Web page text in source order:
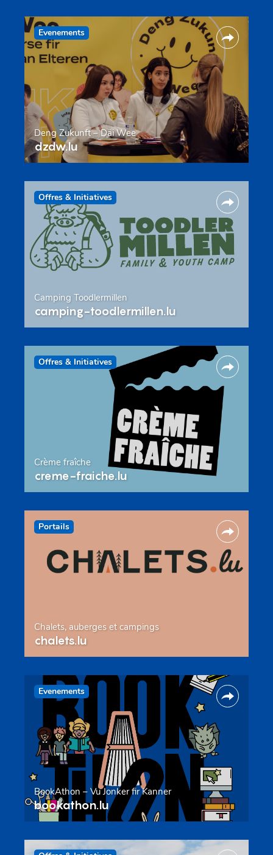
Evenements
Deng Zukunft – Däi Wee
dzdw.lu
Offres & Initiatives
Camping Toodlermillen
camping-toodlermillen.lu
Offres & Initiatives
Crème fraîche
creme-fraiche.lu
Portails
Chalets, auberges et campings
chalets.lu
Evenements
BookAthon – Vu Jonker fir Kanner
bookathon.lu